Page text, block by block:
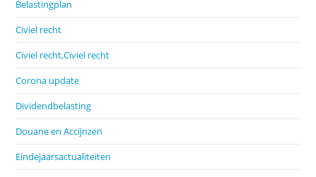
Belastingplan
Civiel recht
Civiel recht,Civiel recht
Corona update
Dividendbelasting
Douane en Accijnzen
Eindejaarsactualiteiten